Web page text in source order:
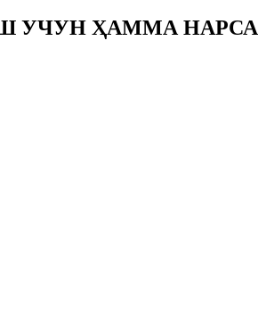
УЧУН ҲАММА НАРСА